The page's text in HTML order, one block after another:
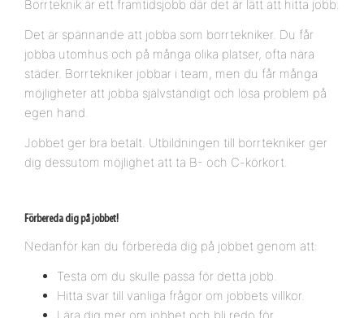
Borrteknik är ett framtidsjobb där det är lätt att hitta jobb.
Det är spännande att jobba som borrtekniker. Du får
jobba utomhus och på många olika platser, ofta nära
städer. Borrtekniker jobbar i team, men du får många
möjligheter att jobba självständigt och lösa problem på
egen hand.
Jobbet ger bra betalt. Utbildningen till borrtekniker ger
dig dessutom möjlighet att ta B- och C-körkort.
Förbereda dig på jobbet!
Nedanför kan du förbereda dig på jobbet genom att:
Testa om du skulle passa för detta jobb.
Hitta svar till vanliga frågor om jobbets villkor.